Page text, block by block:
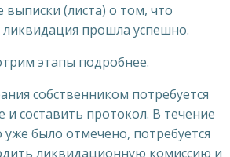
выписки (листа) о том, что
ликвидация прошла успешно.
этапы подробнее.
собственником потребуется
составить протокол. В течение
уже было отмечено, потребуется
ликвидационную комиссию и